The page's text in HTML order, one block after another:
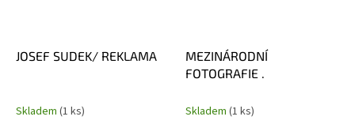
JOSEF SUDEK/ REKLAMA
Skladem (1 ks)
MEZINÁRODNÍ
FOTOGRAFIE .
Skladem (1 ks)